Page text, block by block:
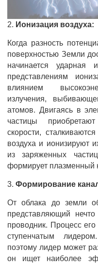
2. Ионизация воздуха:
Когда разность
поверхностью Земли
начинается ударная
представлениям
влиянием
излучения,
атомов. Двигаясь в
частицы
скорости,
воздуха и ионизируют
из заряженных
формирует плазменный
3. Формирование
От облака до земли
представляющий
проводник. Процесс
ступенчатым
поэтому лидер может
он ищет наиболее